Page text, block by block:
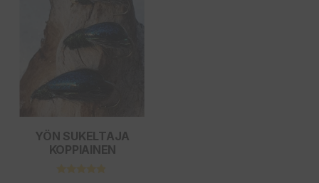
YÖN SUKELTAJA
KOPPIAINEN
muunnelma.
valinnat
tuotteen